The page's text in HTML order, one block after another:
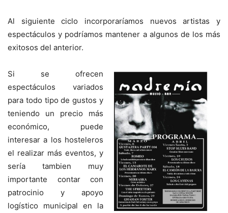
Al siguiente ciclo incorporaríamos nuevos artistas y
espectáculos y podríamos mantener a algunos de los más
exitosos del anterior.
Si se ofrecen
espectáculos variados
para todo tipo de gustos y
teniendo un precio más
económico, puede
interesar a los hosteleros
el realizar más eventos, y
sería tambien muy
importante contar con
patrocinio y apoyo
logístico municipal en la